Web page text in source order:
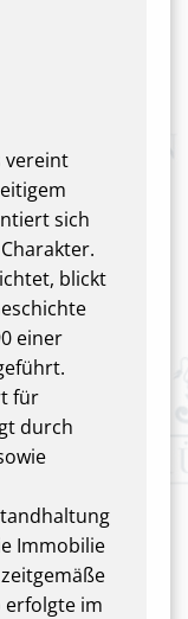
vereint
sich
blickt
einer
für
durch
Immobilie
erfolgte im